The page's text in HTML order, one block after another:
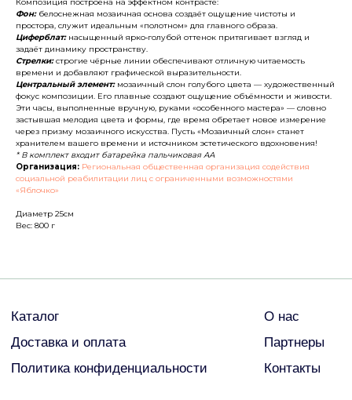
Фон:белоснежная мозаичная основа создаёт ощущение чистоты и
простора, служит идеальным «полотном» для главного образа.
Циферблат:насыщенный ярко‑голубой оттенок притягивает взгляд и
задаёт динамику пространству.
Стрелки:строгие чёрные линии обеспечивают отличную читаемость
времени и добавляют графической выразительности.
Центральный элемент:мозаичный слон голубого цвета — художественный
фокус композиции. Его плавные создают ощущение объёмности и живости.
Эти часы, выполненные вручную, руками «особенного мастера» — словно
застывшая мелодия цвета и формы, где время обретает новое измерение
через призму мозаичного искусства. Пусть «Мозаичный слон» станет
хранителем вашего времени и источником эстетического вдохновения!
* В комплект входит батарейка пальчиковая АА
Организация: Региональная общественная организация содействия
социальной реабилитации лиц с ограниченными возможностями
«Яблочко»
Диаметр 25см
Вес: 800 г
ДРУГИЕ
Каталог
Доставка и оплата
Политика конфиденциальности
О нас
Партнеры
Контакты